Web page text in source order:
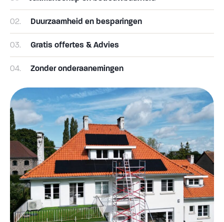
02. Duurzaamheid en besparingen
03. Gratis offertes & Advies
04. Zonder onderaanemingen